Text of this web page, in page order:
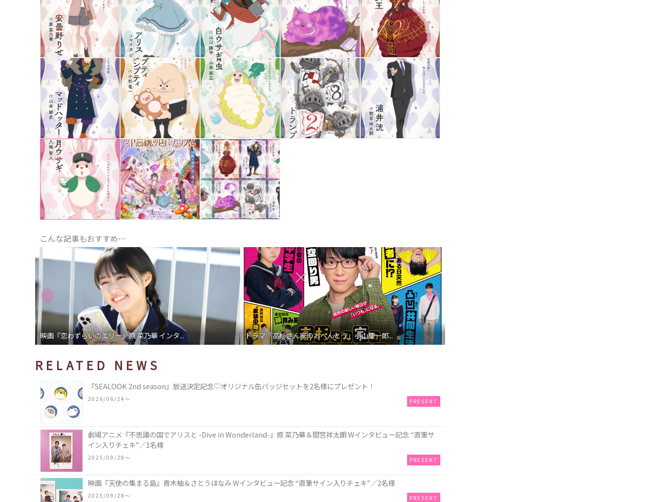
こんな記事もおすすめ…
映画『恋わずらいのエリー』原 菜乃華 インタ... ドラマ「高杉さん家のおべんとう」小山慶一郎...
RELATED NEWS
『SEALOOK 2nd season』放送決定記念♡オリジナル缶バッジセットを2名様にプレゼント！
2026/06/24〜 PRESENT
劇場アニメ『不思議の国でアリスと -Dive in Wonderland-』原 菜乃華＆間宮祥太朗 Wインタビュー記念 “直筆サ
イン入りチェキ”／1名様
2025/09/28〜 PRESENT
映画『天使の集まる島』青木柚＆さとうほなみ Wインタビュー記念 “直筆サイン入りチェキ”／2名様
2025/09/28〜 PRESENT